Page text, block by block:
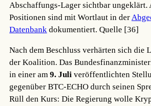
Abschaffungs-Lager sichtbar ungeklärt.
Positionen sind mit Wortlaut in der
Datenbank dokumentiert.Quelle [36]
Nach dem Beschluss verhärten sich die
der Koalition. Das
in einer am9. Juli veröffentlichten
gegenüber BTC-ECHO durch seinen
Rüll den Kurs: Die Regierung wolle